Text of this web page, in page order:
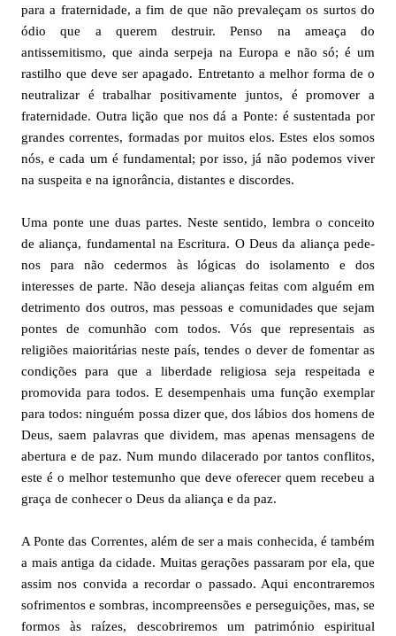
para a fraternidade, a fim de que não prevaleçam os surtos do
ódio que a querem destruir. Penso na ameaça do
antissemitismo, que ainda serpeja na Europa e não só; é um
rastilho que deve ser apagado. Entretanto a melhor forma de o
neutralizar é trabalhar positivamente juntos, é promover a
fraternidade. Outra lição que nos dá a Ponte: é sustentada por
grandes correntes, formadas por muitos elos. Estes elos somos
nós, e cada um é fundamental; por isso, já não podemos viver
na suspeita e na ignorância, distantes e discordes.
Uma ponte une duas partes. Neste sentido, lembra o conceito
de aliança, fundamental na Escritura. O Deus da aliança pede-
nos para não cedermos às lógicas do isolamento e dos
interesses de parte. Não deseja alianças feitas com alguém em
detrimento dos outros, mas pessoas e comunidades que sejam
pontes de comunhão com todos. Vós que representais as
religiões maioritárias neste país, tendes o dever de fomentar as
condições para que a liberdade religiosa seja respeitada e
promovida para todos. E desempenhais uma função exemplar
para todos: ninguém possa dizer que, dos lábios dos homens de
Deus, saem palavras que dividem, mas apenas mensagens de
abertura e de paz. Num mundo dilacerado por tantos conflitos,
este é o melhor testemunho que deve oferecer quem recebeu a
graça de conhecer o Deus da aliança e da paz.
A Ponte das Correntes, além de ser a mais conhecida, é também
a mais antiga da cidade. Muitas gerações passaram por ela, que
assim nos convida a recordar o passado. Aqui encontraremos
sofrimentos e sombras, incompreensões e perseguições, mas, se
formos às raízes, descobriremos um património espiritual